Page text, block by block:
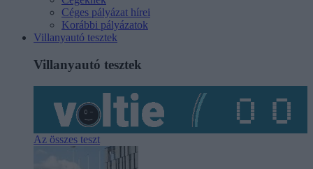
Céges pályázat hírei
Korábbi pályázatok
Villanyautó tesztek
Villanyautó tesztek
Az összes teszt